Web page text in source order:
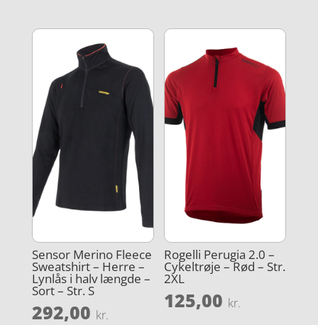
Sensor Merino Fleece
Sweatshirt – Herre –
Lynlås i halv længde –
Sort – Str. S
292,00 kr.
Rogelli Perugia 2.0 –
Cykeltrøje – Rød – Str.
2XL
125,00 kr.